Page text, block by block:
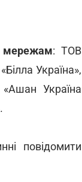
мережам: ТОВ
Україна»,
Україна
повідомити